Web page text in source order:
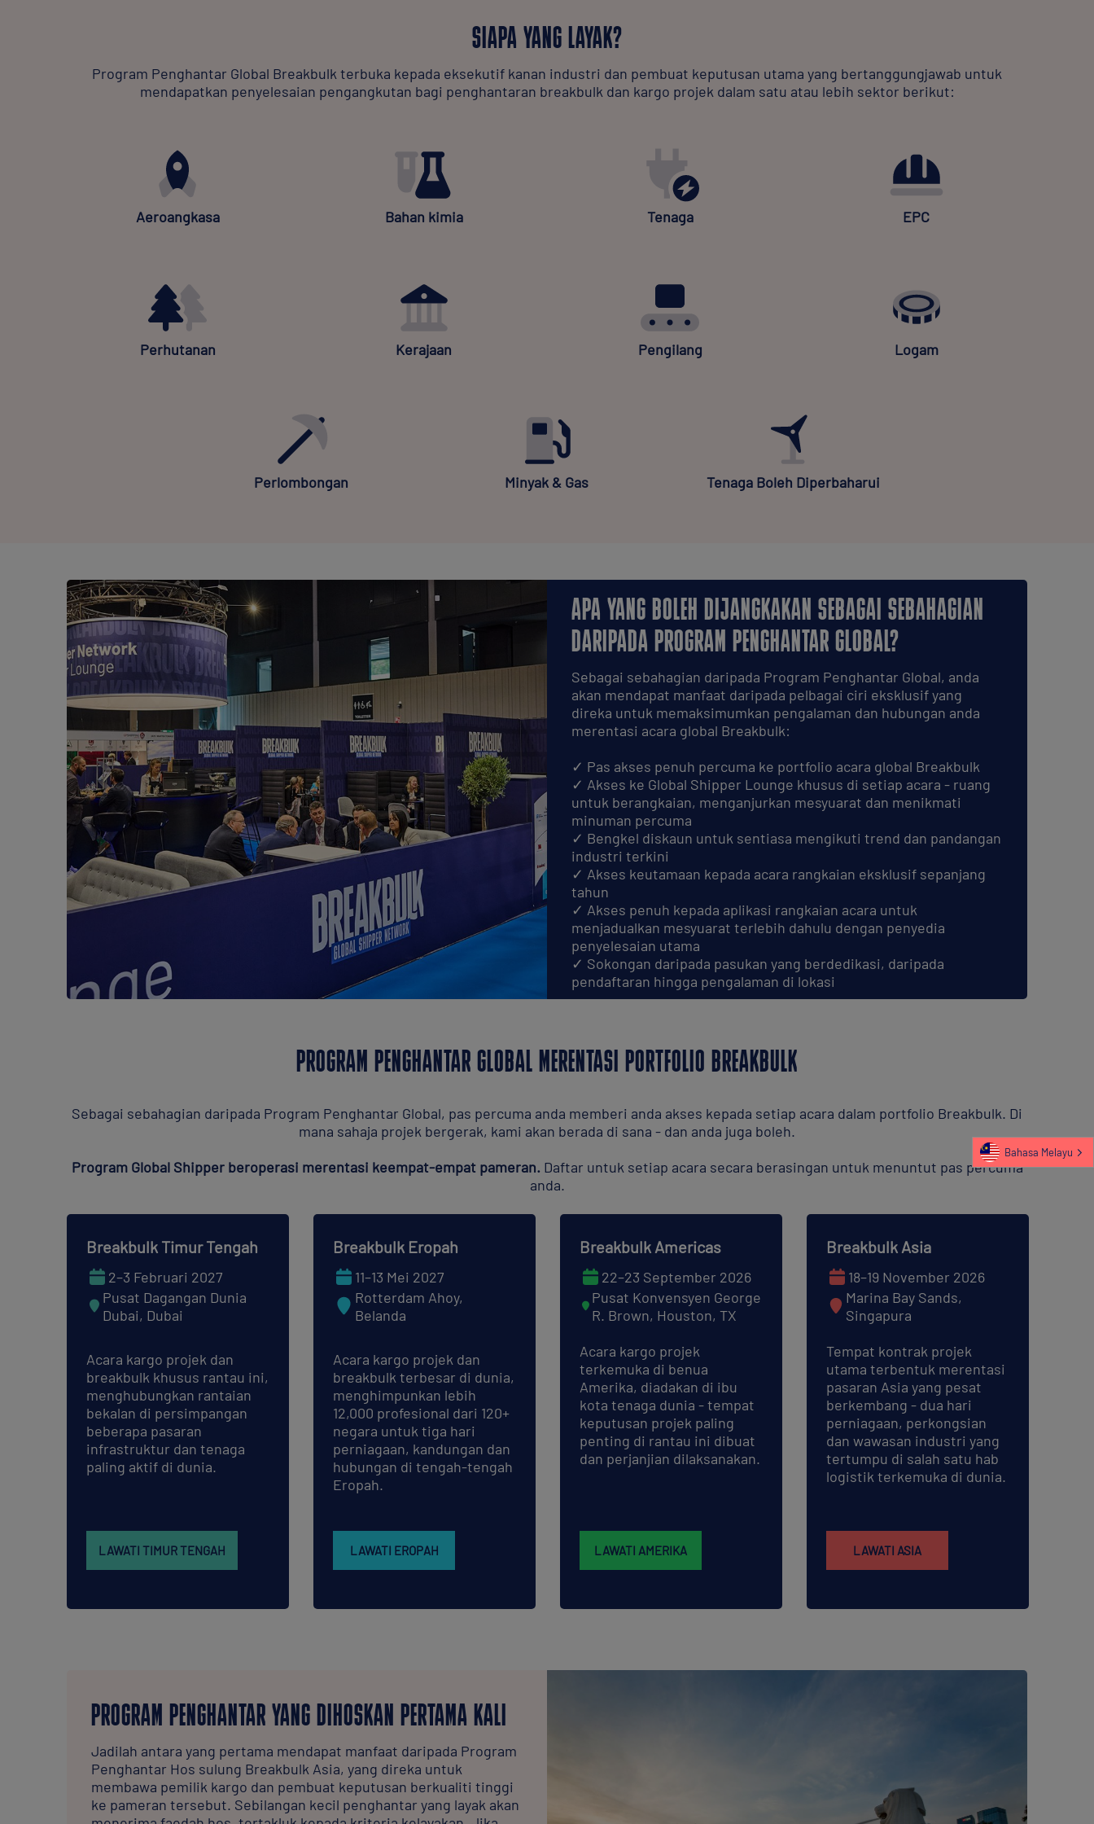
SIAPA YANG LAYAK?
Program Penghantar Global Breakbulk terbuka kepada eksekutif kanan industri dan pembuat keputusan utama yang bertanggungjawab untuk
mendapatkan penyelesaian pengangkutan bagi penghantaran breakbulk dan kargo projek dalam satu atau lebih sektor berikut:
Aeroangkasa Bahan kimia Tenaga EPC
Perhutanan Kerajaan Pengilang Logam
Perlombongan Minyak & Gas Tenaga Boleh Diperbaharui
APA YANG BOLEH DIJANGKAKAN SEBAGAI SEBAHAGIAN
DARIPADA PROGRAM PENGHANTAR GLOBAL?
Sebagai sebahagian daripada Program Penghantar Global, anda
akan mendapat manfaat daripada pelbagai ciri eksklusif yang
direka untuk memaksimumkan pengalaman dan hubungan anda
merentasi acara global Breakbulk:
✓ Pas akses penuh percuma ke portfolio acara global Breakbulk
✓ Akses ke Global Shipper Lounge khusus di setiap acara - ruang
untuk berangkaian, menganjurkan mesyuarat dan menikmati
minuman percuma
✓ Bengkel diskaun untuk sentiasa mengikuti trend dan pandangan
industri terkini
✓ Akses keutamaan kepada acara rangkaian eksklusif sepanjang
tahun
✓ Akses penuh kepada aplikasi rangkaian acara untuk
menjadualkan mesyuarat terlebih dahulu dengan penyedia
penyelesaian utama
✓ Sokongan daripada pasukan yang berdedikasi, daripada
pendaftaran hingga pengalaman di lokasi
PROGRAM PENGHANTAR GLOBAL MERENTASI PORTFOLIO BREAKBULK
Sebagai sebahagian daripada Program Penghantar Global, pas percuma anda memberi anda akses kepada setiap acara dalam portfolio Breakbulk. Di
mana sahaja projek bergerak, kami akan berada di sana - dan anda juga boleh.
Program Global Shipper beroperasi merentasi keempat-empat pameran. Daftar untuk setiap acara secara berasingan untuk menuntut pas percuma
anda.
Breakbulk Timur Tengah
2–3 Februari 2027
Pusat Dagangan Dunia
Dubai, Dubai
Acara kargo projek dan
breakbulk khusus rantau ini,
menghubungkan rantaian
bekalan di persimpangan
beberapa pasaran
infrastruktur dan tenaga
paling aktif di dunia.
LAWATI TIMUR TENGAH
Breakbulk Eropah
11–13 Mei 2027
Rotterdam Ahoy,
Belanda
Acara kargo projek dan
breakbulk terbesar di dunia,
menghimpunkan lebih
12,000 profesional dari 120+
negara untuk tiga hari
perniagaan, kandungan dan
hubungan di tengah-tengah
Eropah.
LAWATI EROPAH
Breakbulk Americas
22–23 September 2026
Pusat Konvensyen George
R. Brown, Houston, TX
Acara kargo projek
terkemuka di benua
Amerika, diadakan di ibu
kota tenaga dunia - tempat
keputusan projek paling
penting di rantau ini dibuat
dan perjanjian dilaksanakan.
LAWATI AMERIKA
Breakbulk Asia
18–19 November 2026
Marina Bay Sands,
Singapura
Tempat kontrak projek
utama terbentuk merentasi
pasaran Asia yang pesat
berkembang - dua hari
perniagaan, perkongsian
dan wawasan industri yang
tertumpu di salah satu hab
logistik terkemuka di dunia.
LAWATI ASIA
PROGRAM PENGHANTAR YANG DIHOSKAN PERTAMA KALI
Jadilah antara yang pertama mendapat manfaat daripada Program
Penghantar Hos sulung Breakbulk Asia, yang direka untuk
membawa pemilik kargo dan pembuat keputusan berkualiti tinggi
ke pameran tersebut. Sebilangan kecil penghantar yang layak akan
Bahasa Melayu